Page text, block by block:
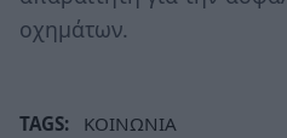
οχημάτων.
TAGS: ΚΟΙΝΩΝΙΑ